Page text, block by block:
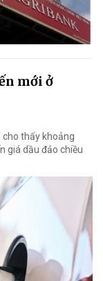
mới ở
cho thấy khoảng
giá dầu đảo chiều